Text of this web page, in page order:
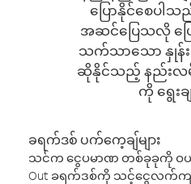
ပြောနိုင်စေပါ
အဆင်ပြေသလို ပြ
သက်သာသော နှုန်းထ
ဆိုနိုင်သည့် နည်းလမ်
ကို ရွေးခ
ခရက်ဒစ် ပက်ကေ့ချ်များ
သင်က ငွေပမာဏ တစ်ခုခုကို ဝ
Out ခရက်ဒစ်ကို သင့်ငွေလက်